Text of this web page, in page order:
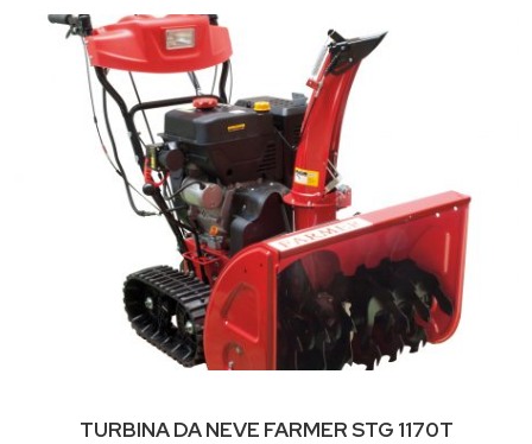
TURBINA DA NEVE FARMER STG 1170T